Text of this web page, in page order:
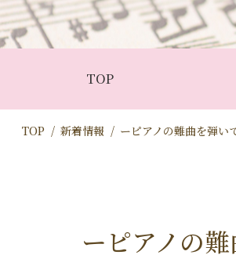
TOP
TOP 新着情報 ーピアノの難曲を弾い
ーピアノの